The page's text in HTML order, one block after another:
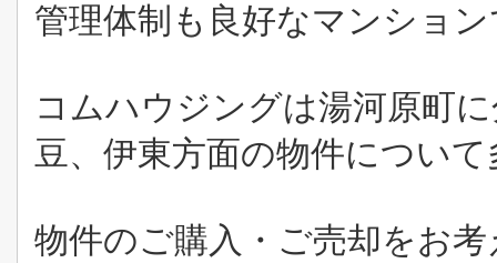
管理体制も良好なマンショ
コムハウジングは湯河原町
豆、伊東方面の物件につい
物件のご購入・ご売却をお